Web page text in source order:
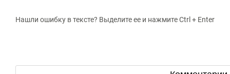
Нашли ошибку в тексте? Выделите ее и нажмите Ctrl + Enter